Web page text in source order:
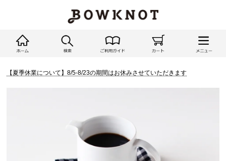
【夏季休業について】8/5-8/23の期間はお休みさせていただきます